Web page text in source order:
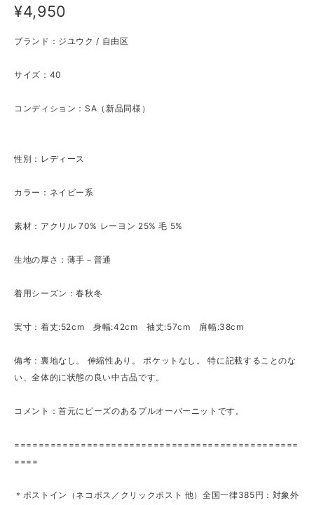
¥4,950
ブランド：ジユウク / 自由区
サイズ：40
コンディション：SA（新品同様）
性別：レディース
カラー：ネイビー系
素材：アクリル 70% レーヨン 25% 毛 5%
生地の厚さ：薄手－普通
着用シーズン：春秋冬
実寸：着丈:52cm 身幅:42cm 袖丈:57cm 肩幅:38cm
備考：裏地なし。 伸縮性あり。 ポケットなし。 特に記載することのな
い、全体的に状態の良い中古品です。
コメント：首元にビーズのあるプルオーバーニットです。
===============================================
====
＊ポストイン（ネコポス／クリックポスト 他）全国一律385円：対象外